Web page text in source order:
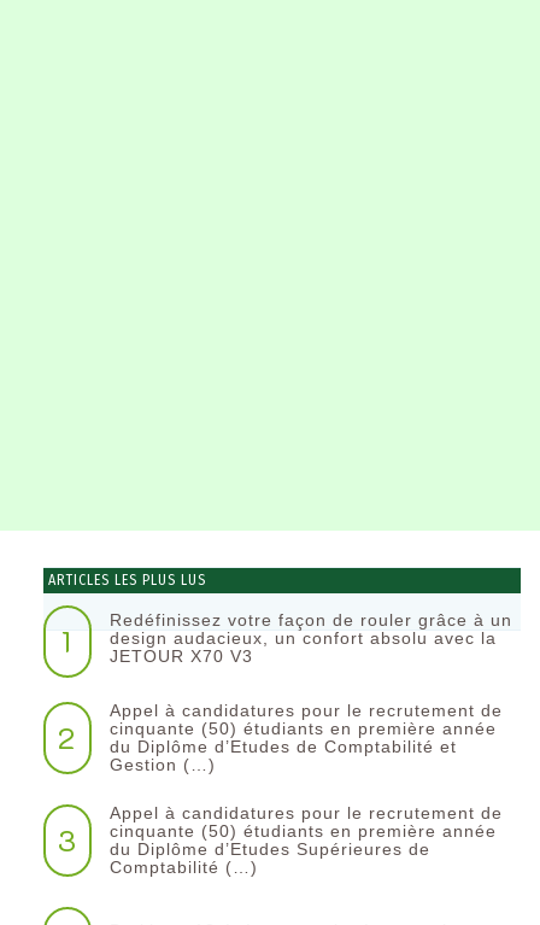
ARTICLES LES PLUS LUS
1
Redéfinissez votre façon de rouler grâce à un
design audacieux, un confort absolu avec la
JETOUR X70 V3
2
Appel à candidatures pour le recrutement de
cinquante (50) étudiants en première année
du Diplôme d’Etudes de Comptabilité et
Gestion (…)
3
Appel à candidatures pour le recrutement de
cinquante (50) étudiants en première année
du Diplôme d’Etudes Supérieures de
Comptabilité (…)